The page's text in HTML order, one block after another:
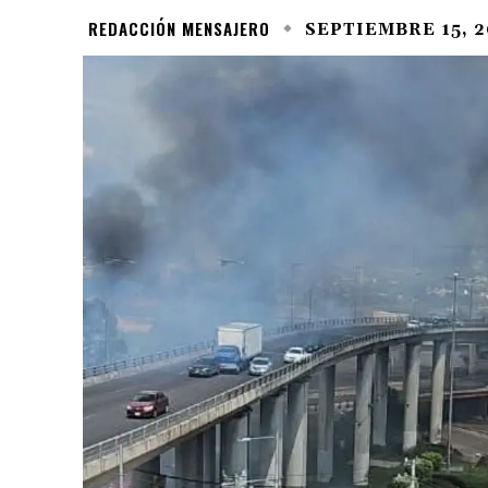
REDACCIÓN MENSAJERO SEPTIEMBRE 15,